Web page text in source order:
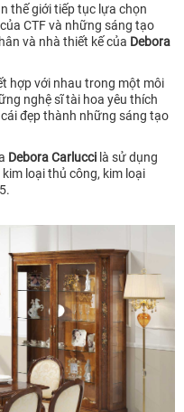
thế giới tiếp tục lựa chọn
của CTF và những sáng tạo
và nhà thiết kế của Debora
hợp với nhau trong một môi
nghệ sĩ tài hoa yêu thích
đẹp thành những sáng tạo
Debora Carlucci là sử dụng
loại thủ công, kim loại